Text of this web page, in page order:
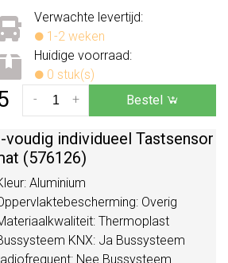
Verwachte levertijd:
1-2 weken
Huidige voorraad:
0 stuk(s)
+
- Bestel
voudig individueel Tastsensor
(576126)
Aluminium
Overig
Thermoplast
KNX: Ja Bussysteem
Nee Bussysteem